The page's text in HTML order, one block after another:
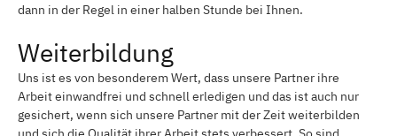
dann in der Regel in einer halben Stunde bei Ihnen.
Weiterbildung
Uns ist es von besonderem Wert, dass unsere Partner ihre
Arbeit einwandfrei und schnell erledigen und das ist auch nur
gesichert, wenn sich unsere Partner mit der Zeit weiterbilden